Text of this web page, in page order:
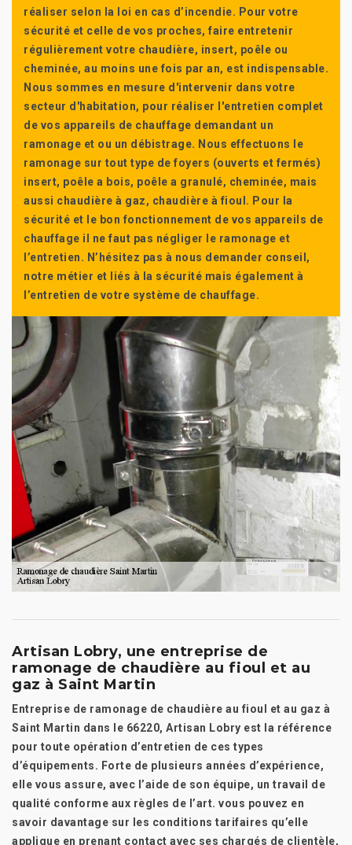
réaliser selon la loi en cas d’incendie. Pour votre
sécurité et celle de vos proches, faire entretenir
régulièrement votre chaudière, insert, poêle ou
cheminée, au moins une fois par an, est indispensable.
Nous sommes en mesure d'intervenir dans votre
secteur d'habitation, pour réaliser l'entretien complet
de vos appareils de chauffage demandant un
ramonage et ou un débistrage. Nous effectuons le
ramonage sur tout type de foyers (ouverts et fermés)
insert, poêle a bois, poêle a granulé, cheminée, mais
aussi chaudière à gaz, chaudière à fioul. Pour la
sécurité et le bon fonctionnement de vos appareils de
chauffage il ne faut pas négliger le ramonage et
l’entretien. N’hésitez pas à nous demander conseil,
notre métier et liés à la sécurité mais également à
l’entretien de votre système de chauffage.
Artisan Lobry, une entreprise de
ramonage de chaudière au fioul et au
gaz à Saint Martin
Entreprise de ramonage de chaudière au fioul et au gaz à
Saint Martin dans le 66220, Artisan Lobry est la référence
pour toute opération d’entretien de ces types
d’équipements. Forte de plusieurs années d’expérience,
elle vous assure, avec l’aide de son équipe, un travail de
qualité conforme aux règles de l’art. vous pouvez en
savoir davantage sur les conditions tarifaires qu’elle
applique en prenant contact avec ses chargés de clientèle,